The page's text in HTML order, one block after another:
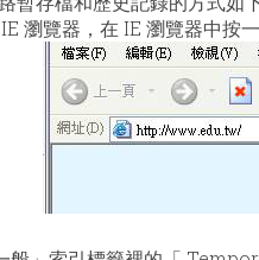
瀏覽器，在 IE 瀏覽器中按